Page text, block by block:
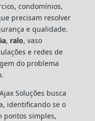
condomínios,
precisam resolver
e qualidade.
, ralo, vaso
e redes de
do problema
Soluções busca
identificando se o
pontos simples,